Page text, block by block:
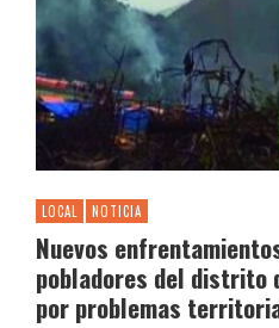
LOCAL NOTICIA
Nuevos
pobladores del distrito
por problemas